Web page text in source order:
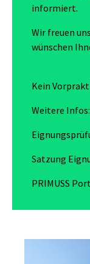
informiert.
Wir freuen
wünschen
Kein
Weitere Infos:
Satzung
PRIMUSS